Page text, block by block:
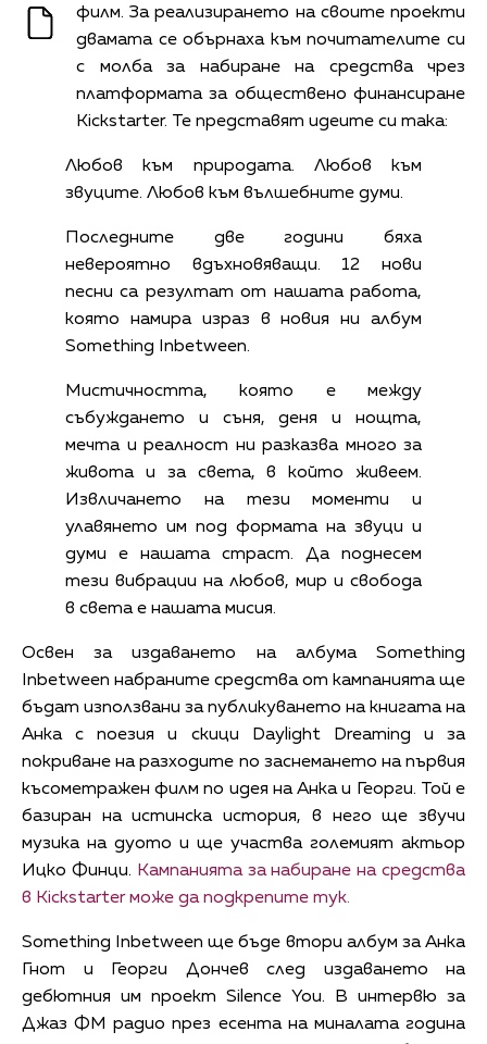
филм. За реализирането на своите проекти
двамата се обърнаха към почитателите си
с молба за набиране на средства чрез
платформата за обществено финансиране
Kickstarter. Те представят идеите си така:
Любов към природата. Любов към
звуците. Любов към вълшебните думи.
Последните две години бяха
невероятно вдъхновяващи. 12 нови
песни са резултат от нашата работа,
която намира израз в новия ни албум
Something Inbetween.
Мистичността, която е между
събуждането и съня, деня и нощта,
мечта и реалност ни разказва много за
живота и за света, в който живеем.
Извличането на тези моменти и
улавянето им под формата на звуци и
думи е нашата страст. Да поднесем
тези вибрации на любов, мир и свобода
в света е нашата мисия.
Освен за издаването на албума Something
Inbetween набраните средства от кампанията ще
бъдат използвани за публикуването на книгата на
Анка с поезия и скици Daylight Dreaming и за
покриване на разходите по заснемането на първия
късометражен филм по идея на Анка и Георги. Той е
базиран на истинска история, в него ще звучи
музика на дуото и ще участва големият актьор
Ицко Финци. Кампанията за набиране на средства
в Kickstarter може да подкрепите тук.
Something Inbetween ще бъде втори албум за Анка
Гнот и Георги Дончев след издаването на
дебютния им проект Silence You. В интервю за
Джаз ФМ радио през есента на миналата година